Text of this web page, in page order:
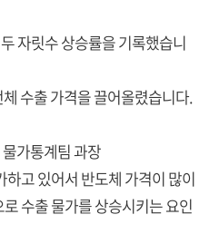
자릿수 상승률을 기록했습니
수출 가격을 끌어올렸습니다.
가통계팀 과장
고 있어서 반도체 가격이 많이
수출 물가를 상승시키는 요인